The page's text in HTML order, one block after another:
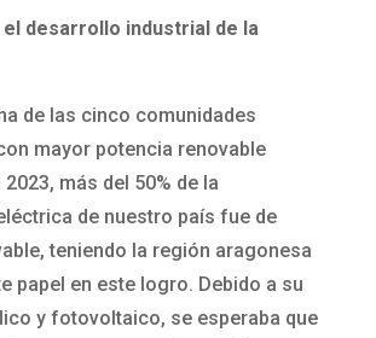
el desarrollo industrial de la
de las cinco comunidades
mayor potencia renovable
2023, más del 50% de la
de nuestro país fue de
teniendo la región aragonesa
papel en este logro. Debido a su
y fotovoltaico, se esperaba que